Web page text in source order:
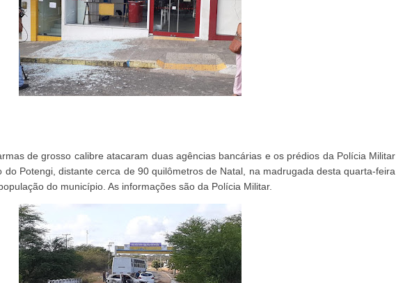
de grosso calibre atacaram duas agências bancárias e os prédios da Polícia Militar
do Potengi, distante cerca de 90 quilômetros de Natal, na madrugada desta quarta-feira
do município. As informações são da Polícia Militar.